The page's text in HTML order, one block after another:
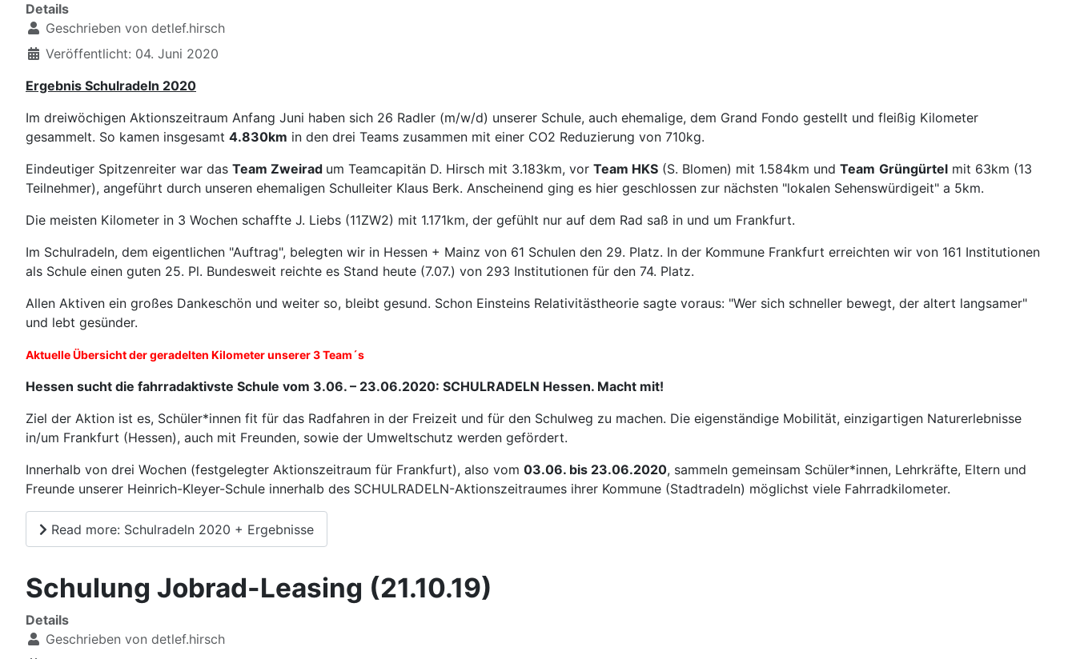
Details
Geschrieben von detlef.hirsch
Veröffentlicht: 04. Juni 2020
Ergebnis Schulradeln 2020
Im dreiwöchigen Aktionszeitraum Anfang Juni haben sich 26 Radler (m/w/d) unserer Schule, auch ehemalige, dem Grand Fondo gestellt und fleißig Kilometer
gesammelt. So kamen insgesamt 4.830km in den drei Teams zusammen mit einer CO2 Reduzierung von 710kg.
Eindeutiger Spitzenreiter war das Team Zweirad um Teamcapitän D. Hirsch mit 3.183km, vor Team HKS (S. Blomen) mit 1.584km und Team Grüngürtel mit 63km (13
Teilnehmer), angeführt durch unseren ehemaligen Schulleiter Klaus Berk. Anscheinend ging es hier geschlossen zur nächsten "lokalen Sehenswürdigeit" a 5km.
Die meisten Kilometer in 3 Wochen schaffte J. Liebs (11ZW2) mit 1.171km, der gefühlt nur auf dem Rad saß in und um Frankfurt.
Im Schulradeln, dem eigentlichen "Auftrag", belegten wir in Hessen + Mainz von 61 Schulen den 29. Platz. In der Kommune Frankfurt erreichten wir von 161 Institutionen
als Schule einen guten 25. Pl. Bundesweit reichte es Stand heute (7.07.) von 293 Institutionen für den 74. Platz.
Allen Aktiven ein großes Dankeschön und weiter so, bleibt gesund. Schon Einsteins Relativitästheorie sagte voraus: "Wer sich schneller bewegt, der altert langsamer"
und lebt gesünder.
Aktuelle Übersicht der geradelten Kilometer unserer 3 Team´s
Hessen sucht die fahrradaktivste Schule vom 3.06. – 23.06.2020: SCHULRADELN Hessen. Macht mit!
Ziel der Aktion ist es, Schüler*innen fit für das Radfahren in der Freizeit und für den Schulweg zu machen. Die eigenständige Mobilität, einzigartigen Naturerlebnisse
in/um Frankfurt (Hessen), auch mit Freunden, sowie der Umweltschutz werden gefördert.
Innerhalb von drei Wochen (festgelegter Aktionszeitraum für Frankfurt), also vom 03.06. bis 23.06.2020, sammeln gemeinsam Schüler*innen, Lehrkräfte, Eltern und
Freunde unserer Heinrich-Kleyer-Schule innerhalb des SCHULRADELN-Aktionszeitraumes ihrer Kommune (Stadtradeln) möglichst viele Fahrradkilometer.
Read more: Schulradeln 2020 + Ergebnisse
Schulung Jobrad-Leasing (21.10.19)
Details
Geschrieben von detlef.hirsch